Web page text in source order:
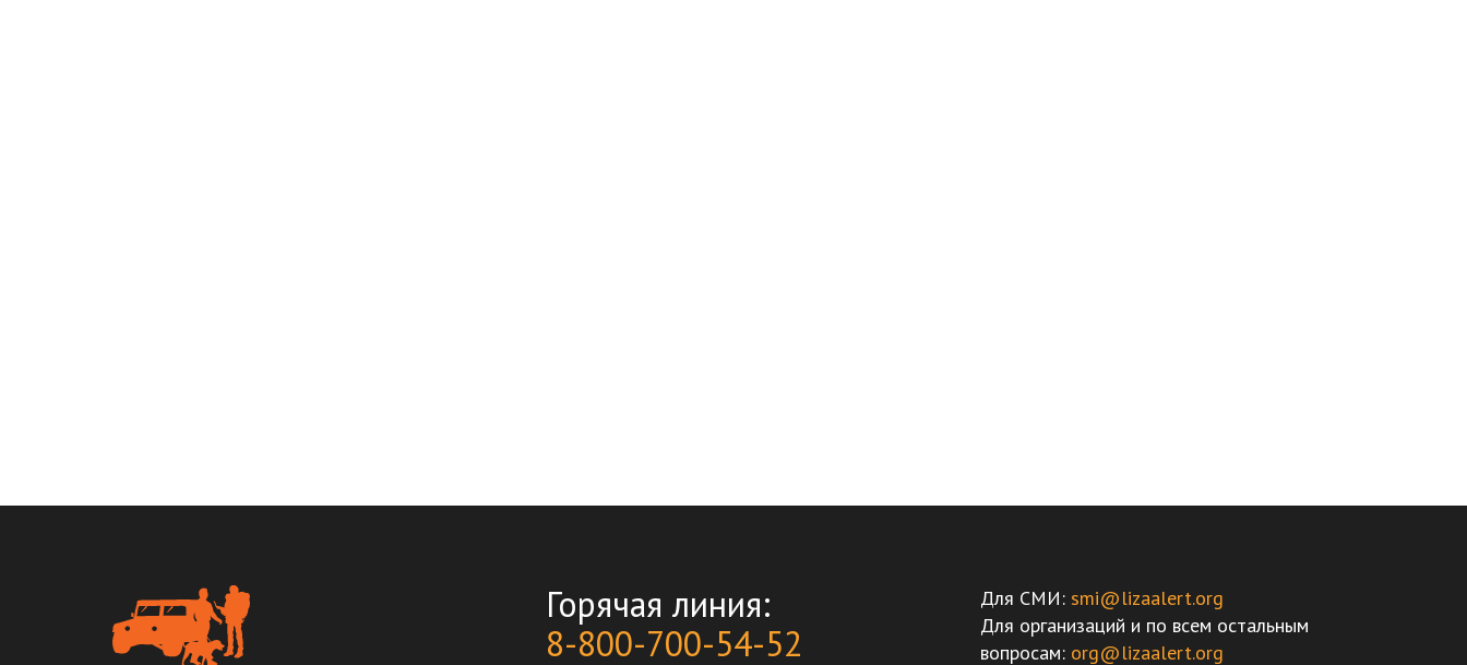
Горячая линия:
8-800-700-54-52
Для СМИ: smi@lizaalert.org
Для организаций и по всем остальным
вопросам: org@lizaalert.org